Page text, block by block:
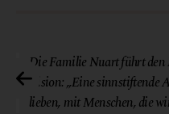
Die Familie Nuart führt den
Vision: „Eine sinnstiftende
lieben, mit Menschen, die